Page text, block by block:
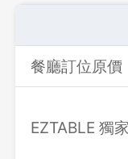
餐廳訂位原價
EZTABLE 獨